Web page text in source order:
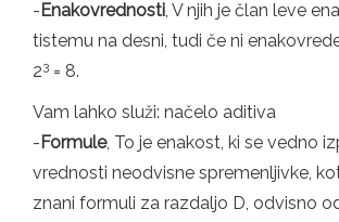
- Enakovrednosti, V njih je član leve
tistemu na desni, tudi če ni
23 = 8.
Vam lahko služi: načelo aditiva
- Formule, To je enakost, ki se vedno
vrednosti neodvisne spremenljivke,
znani formuli za razdaljo D, odvisno